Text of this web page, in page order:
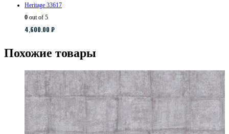
Heritage 33617
0 out of 5
4,600.00 ₽
Похожие товары